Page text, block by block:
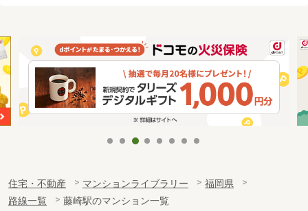
住宅・不動産 マンションライブラリー
福岡県
路線一覧
藤崎駅のマンション一覧